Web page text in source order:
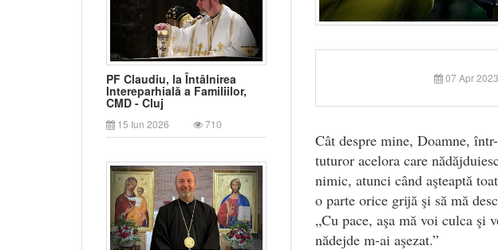
PF Claudiu, la Întâlnirea
Intereparhială a Familiilor,
CMD - Cluj
15 Iun 2026 710
07 Apr 2023
Cât despre mine, Doamne,
tuturor acelora care
nimic, atunci când aşteaptă
o parte orice grijă şi să mă
„Cu pace, aşa mă voi culca şi
nădejde m-ai aşezat.”